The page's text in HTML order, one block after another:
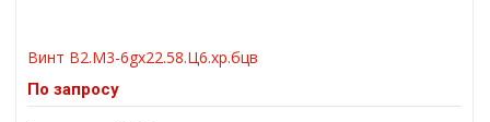
Винт В2.М3-6gх22.58.Ц6.хр.бцв
По запросу